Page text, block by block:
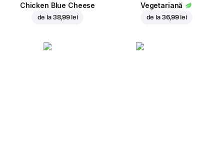
Chicken Blue Cheese
de la 38,99 lei
Vegetariană
de la 36,99 lei